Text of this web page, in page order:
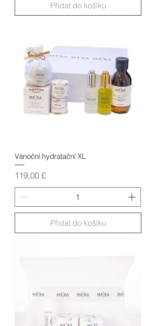
Přidat do košíku
Vánoční hydratační XL
Cena
119,00 £
Přidat do košíku